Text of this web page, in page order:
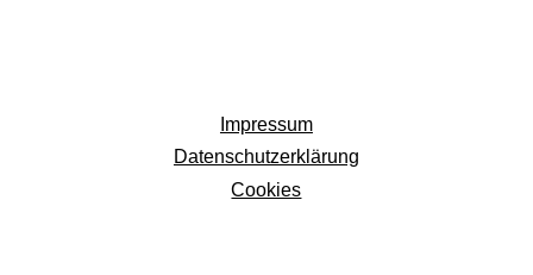
Impressum
Datenschutzerklärung
Cookies